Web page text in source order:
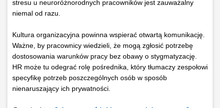
stresu u neuroróżnorodnych pracowników jest zauważalny
niemal od razu.
Kultura organizacyjna powinna wspierać otwartą komunikację.
Ważne, by pracownicy wiedzieli, że mogą zgłosić potrzebę
dostosowania warunków pracy bez obawy o stygmatyzację.
HR może tu odegrać rolę pośrednika, który tłumaczy zespołowi
specyfikę potrzeb poszczególnych osób w sposób
nienaruszający ich prywatności.